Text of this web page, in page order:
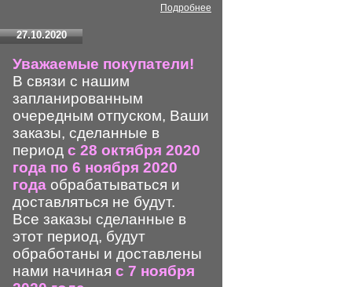
Подробнее
27.10.2020
Уважаемые покупатели!
В связи с нашим
запланированным
очередным отпуском, Ваши
заказы, сделанные в
период с 28 октября 2020
года по 6 ноября 2020
года обрабатываться и
доставляться не будут.
Все заказы сделанные в
этот период, будут
обработаны и доставлены
нами начиная с 7 ноября